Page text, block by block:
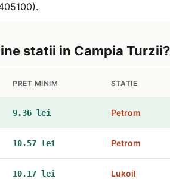
statii in Campia Turzii?
PRET MINIM STATIE
9.36 lei Petrom
10.57 lei Petrom
10.17 lei Lukoil